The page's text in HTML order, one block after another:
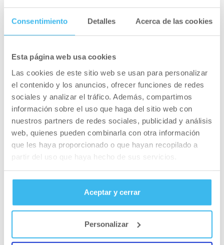
Consentimiento Detalles Acerca de las cookies
Esta página web usa cookies
Las cookies de este sitio web se usan para personalizar
el contenido y los anuncios, ofrecer funciones de redes
sociales y analizar el tráfico. Además, compartimos
información sobre el uso que haga del sitio web con
nuestros partners de redes sociales, publicidad y análisis
web, quienes pueden combinarla con otra información
que les haya proporcionado o que hayan recopilado a
partir del uso que haya hecho de sus servicios.
Aceptar y cerrar
Personalizar
6. 30”burpees
8. 30”subir escaleras
9. 60”elevaciones de cadera para glúteo
10. 30” sprints de 15 metros
Descanso running suave o caminar 2’ entre
rondas
Sesión: Estiarmientos
Asegúrate de cubrir todos los grupos